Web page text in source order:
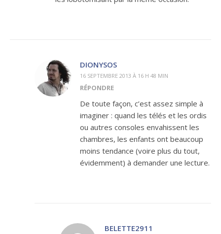
DIONYSOS
16 SEPTEMBRE 2013 À 16 H 48 MIN
RÉPONDRE
De toute façon, c’est assez simple à
imaginer : quand les télés et les ordis
ou autres consoles envahissent les
chambres, les enfants ont beaucoup
moins tendance (voire plus du tout,
évidemment) à demander une lecture.
BELETTE2911